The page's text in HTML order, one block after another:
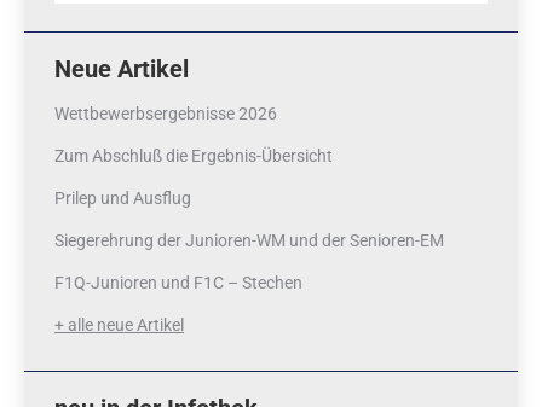
Neue Artikel
Wettbewerbsergebnisse 2026
Zum Abschluß die Ergebnis-Übersicht
Prilep und Ausflug
Siegerehrung der Junioren-WM und der Senioren-EM
F1Q-Junioren und F1C – Stechen
+ alle neue Artikel